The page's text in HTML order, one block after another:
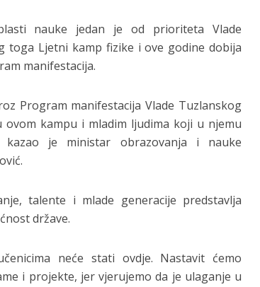
nauke jedan je od prioriteta Vlade
toga Ljetni kamp fizike i ove godine dobija
manifestacija.
Program manifestacija Vlade Tuzlanskog
kampu i mladim ljudima koji u njemu
kazao je ministar obrazovanja i nauke
talente i mlade generacije predstavlja
države.
neće stati ovdje. Nastavit ćemo
i projekte, jer vjerujemo da je ulaganje u